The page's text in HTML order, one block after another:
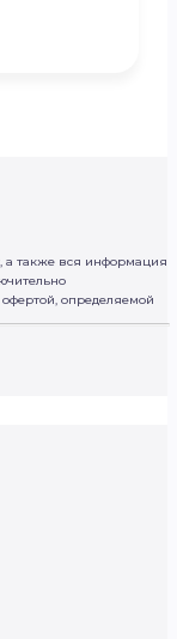
а также вся информация
определяемой